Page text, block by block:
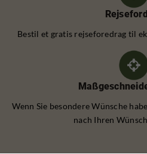
Bestil et gratis rejseforedrag til
Wenn Sie besondere Wünsche
nach Ihren